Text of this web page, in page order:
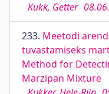
Kukk, Getter
233. Meetodi
tuvastamiseks
Method for
Marzipan Mixture